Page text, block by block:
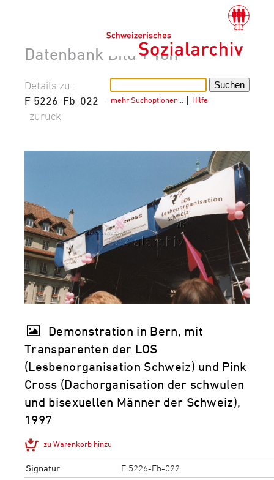
Datenbank Bild + Ton
mehr Suchoptionen… Hilfe
Details zu :
F 5226-Fb-022 –
zurück
Demonstration in Bern, mit
Transparenten der LOS
(Lesbenorganisation Schweiz) und Pink
Cross (Dachorganisation der schwulen
und bisexuellen Männer der Schweiz),
1997
zu Warenkorb hinzu
Signatur
F 5226-Fb-022